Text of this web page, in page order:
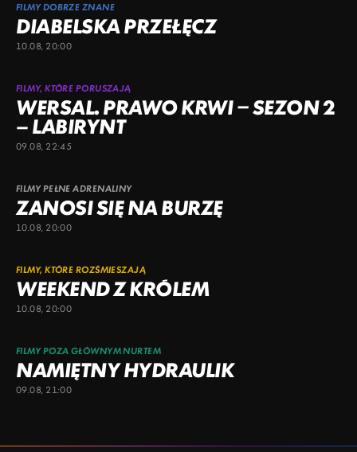
FILMY DOBRZE ZNANE
DIABELSKA PRZEŁĘCZ
10.08, 20:00
FILMY, KTÓRE PORUSZAJĄ
WERSAL. PRAWO KRWI – SEZON 2
– LABIRYNT
09.08, 22:45
FILMY PEŁNE ADRENALINY
ZANOSI SIĘ NA BURZĘ
10.08, 20:00
FILMY, KTÓRE ROZŚMIESZAJĄ
WEEKEND Z KRÓLEM
10.08, 20:00
FILMY POZA GŁÓWNYM NURTEM
NAMIĘTNY HYDRAULIK
09.08, 21:00